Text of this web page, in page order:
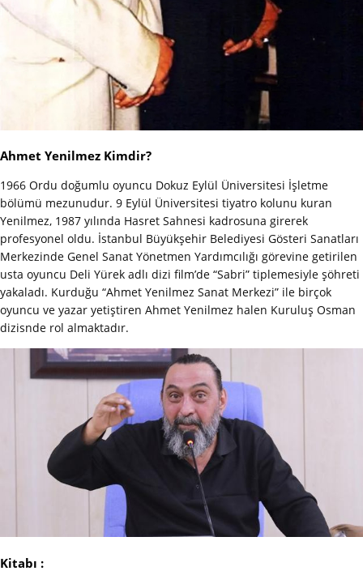
Ahmet Yenilmez Kimdir?
1966 Ordu doğumlu oyuncu Dokuz Eylül Üniversitesi İşletme
bölümü mezunudur. 9 Eylül Üniversitesi tiyatro kolunu kuran
Yenilmez, 1987 yılında Hasret Sahnesi kadrosuna girerek
profesyonel oldu. İstanbul Büyükşehir Belediyesi Gösteri Sanatları
Merkezinde Genel Sanat Yönetmen Yardımcılığı görevine getirilen
usta oyuncu Deli Yürek adlı dizi film’de “Sabri” tiplemesiyle şöhreti
yakaladı. Kurduğu “Ahmet Yenilmez Sanat Merkezi” ile birçok
oyuncu ve yazar yetiştiren Ahmet Yenilmez halen Kuruluş Osman
dizisnde rol almaktadır.
Kitabı :